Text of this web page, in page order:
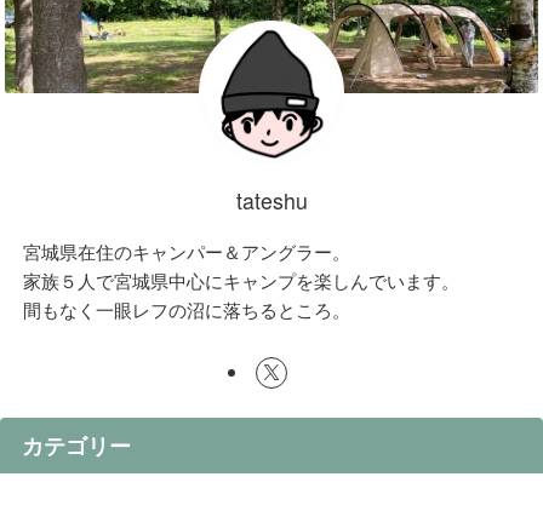
tateshu
宮城県在住のキャンパー＆アングラー。
家族５人で宮城県中心にキャンプを楽しんでいます。
間もなく一眼レフの沼に落ちるところ。
カテゴリー